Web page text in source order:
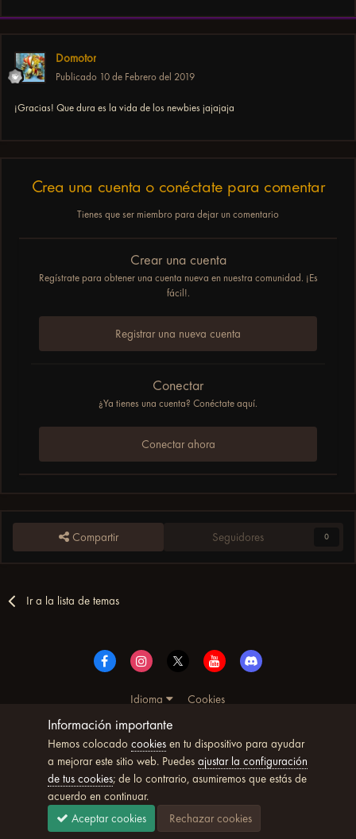
Domotor
Publicado 10 de Febrero del 2019
¡Gracias! Que dura es la vida de los newbies jajajaja
Crea una cuenta o conéctate para comentar
Tienes que ser miembro para dejar un comentario
Crear una cuenta
Regístrate para obtener una cuenta nueva en nuestra comunidad. ¡Es
fácil!.
Registrar una nueva cuenta
Conectar
¿Ya tienes una cuenta? Conéctate aquí.
Conectar ahora
Compartir Seguidores 0
Ir a la lista de temas
Idioma
Cookies
© Copyright UltimoWoW™ 2025. Todos los derechos
reservados
Powered by Invision Community
Información importante
Hemos colocado cookiesen tu dispositivo para ayudar
a mejorar este sitio web. Puedes ajustar la configuración
de tus cookies; de lo contrario, asumiremos que estás de
acuerdo en continuar.
Aceptar cookies
Rechazar cookies